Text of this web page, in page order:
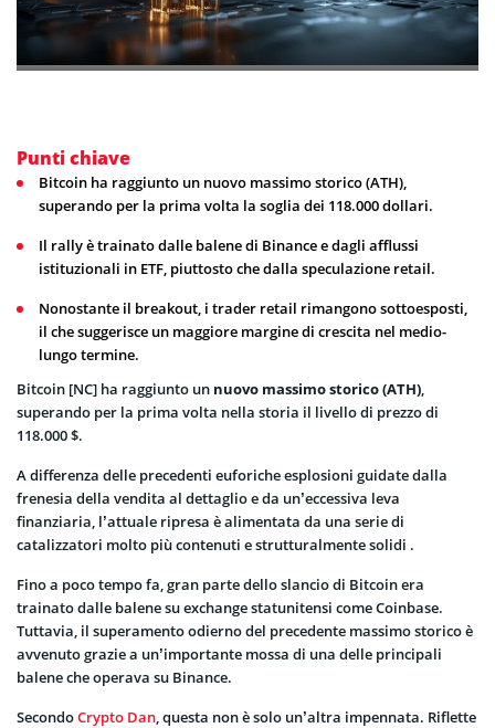
Punti chiave
Bitcoin ha raggiunto un nuovo massimo storico (ATH),
superando per la prima volta la soglia dei 118.000 dollari.
Il rally è trainato dalle balene di Binance e dagli afflussi
istituzionali in ETF, piuttosto che dalla speculazione retail.
Nonostante il breakout, i trader retail rimangono sottoesposti,
il che suggerisce un maggiore margine di crescita nel medio-
lungo termine.
Bitcoin [NC] ha raggiunto un nuovo massimo storico(ATH),
superando per la prima volta nella storia il livello di prezzo di
118.000 $.
A differenza delle precedenti euforiche esplosioni guidate dalla
frenesia della vendita al dettaglio e da un’eccessiva leva
finanziaria, l’attuale ripresa è alimentata da una serie di
catalizzatori molto più contenuti e strutturalmente solidi .
Fino a poco tempo fa, gran parte dello slancio di Bitcoin era
trainato dalle balene su exchange statunitensi come Coinbase.
Tuttavia, il superamento odierno del precedente massimo storico è
avvenuto grazie a un’importante mossa di una delle principali
balene che operava su Binance.
SecondoCrypto Dan, questa non è solo un’altra impennata. Riflette